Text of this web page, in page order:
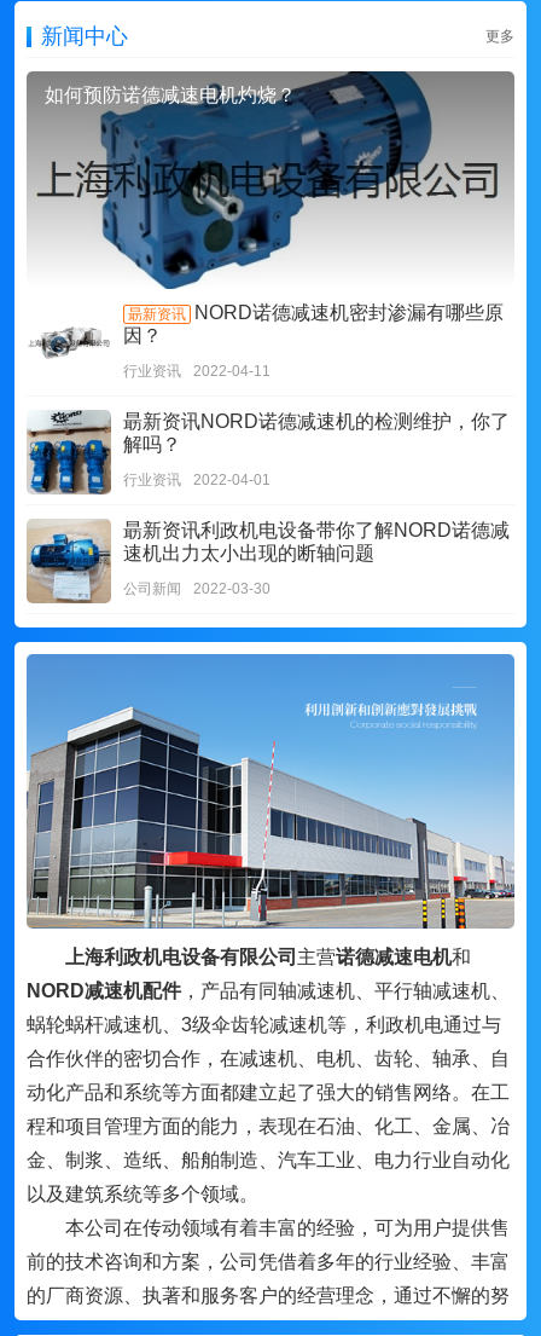
新闻中心 更多
如何预防诺德减速电机灼烧？
朂新资讯
NORD诺德减速机密封渗漏有哪些原
因？
行业资讯 2022-04-11
朂新资讯NORD诺德减速机的检测维护，你了
解吗？
行业资讯 2022-04-01
朂新资讯利政机电设备带你了解NORD诺德减
速机出力太小出现的断轴问题
公司新闻 2022-03-30
上海利政机电设备有限公司 主营诺德减速电机和
NORD减速机配件，产品有同轴减速机、平行轴减速机、
蜗轮蜗杆减速机、3级伞齿轮减速机等，利政机电通过与
合作伙伴的密切合作，在减速机、电机、齿轮、轴承、自
动化产品和系统等方面都建立起了强大的销售网络。在工
程和项目管理方面的能力，表现在石油、化工、金属、冶
金、制浆、造纸、船舶制造、汽车工业、电力行业自动化
以及建筑系统等多个领域。
本公司在传动领域有着丰富的经验，可为用户提供售
前的技术咨询和方案，公司凭借着多年的行业经验、丰富
的厂商资源、执著和服务客户的经营理念，通过不懈的努
力，与国内外的机电行业品牌及许多厂家密切合作，形成